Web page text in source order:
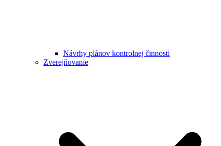
Návrhy plánov kontrolnej činnosti
Zverejňovanie